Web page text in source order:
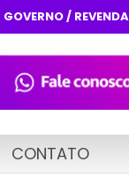
/
CONTATO